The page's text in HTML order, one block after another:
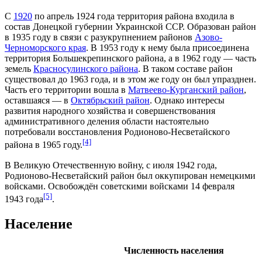
С 1920 по апрель 1924 года территория района входила в
состав Донецкой губернии Украинской ССР. Образован район
в 1935 году в связи с разукрупнением районов Азово-
Черноморского края. В 1953 году к нему была присоединена
территория Большекрепинского района, а в 1962 году — часть
земель Красносулинского района. В таком составе район
существовал до 1963 года, и в этом же году он был упразднен.
Часть его территории вошла в Матвеево-Курганский район,
оставшаяся — в Октябрьский район. Однако интересы
развития народного хозяйства и совершенствования
административного деления области настоятельно
потребовали восстановления Родионово-Несветайского
района в 1965 году.[4]
В Великую Отечественную войну, с июля 1942 года,
Родионово-Несветайский район был оккупирован немецкими
войсками. Освобождён советскими войсками 14 февраля
1943 года[5].
Население
Численность населения